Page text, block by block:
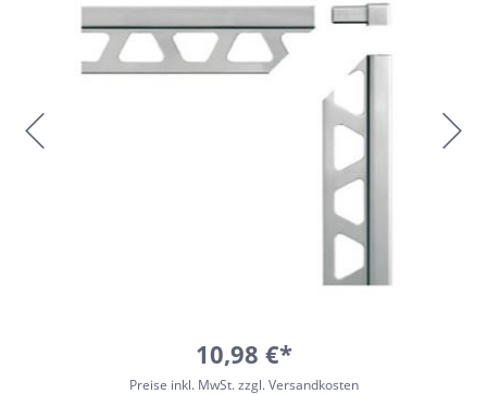
10,98 €*
Preise inkl. MwSt. zzgl. Versandkosten